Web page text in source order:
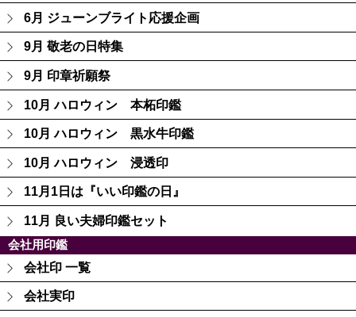
6月 ジューンブライト応援企画
9月 敬老の日特集
9月 印章祈願祭
10月 ハロウィン 本柘印鑑
10月 ハロウィン 黒水牛印鑑
10月 ハロウィン 浸透印
11月1日は『いい印鑑の日』
11月 良い夫婦印鑑セット
会社用印鑑
会社印 一覧
会社実印